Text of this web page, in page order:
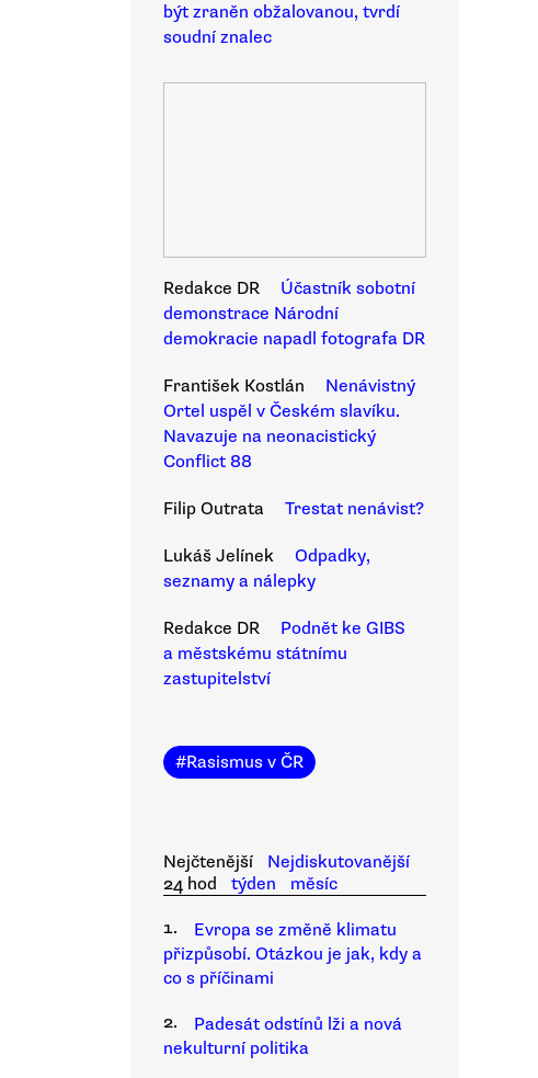
být zraněn obžalovanou, tvrdí
soudní znalec
Redakce DR
Účastník sobotní
demonstrace Národní
demokracie napadl fotografa DR
František Kostlán
Nenávistný
Ortel uspěl v Českém slavíku.
Navazuje na neonacistický
Conflict 88
Filip Outrata Trestat nenávist?
Lukáš Jelínek
Odpadky,
seznamy a nálepky
Redakce DR
Podnět ke GIBS
a městskému státnímu
zastupitelství
#Rasismus v ČR
Nejčtenější
Nejdiskutovanější
24 hod
týden
měsíc
1.
Evropa se změně klimatu
přizpůsobí. Otázkou je jak, kdy a
co s příčinami
2.
Padesát odstínů lži a nová
nekulturní politika